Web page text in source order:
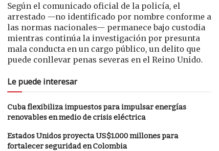
Según el comunicado oficial de la policía, el
arrestado —no identificado por nombre conforme a
las normas nacionales— permanece bajo custodia
mientras continúa la investigación por presunta
mala conducta en un cargo público, un delito que
puede conllevar penas severas en el Reino Unido.
Le puede interesar
Cuba flexibiliza impuestos para impulsar energías
renovables en medio de crisis eléctrica
Estados Unidos proyecta US$1.000 millones para
fortalecer seguridad en Colombia